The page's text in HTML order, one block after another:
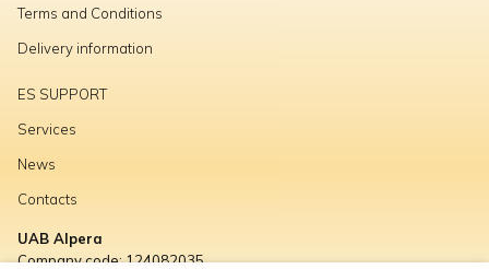
Terms and Conditions
Delivery information
ES SUPPORT
Services
News
Contacts
UAB Alpera
Company code: 124082035